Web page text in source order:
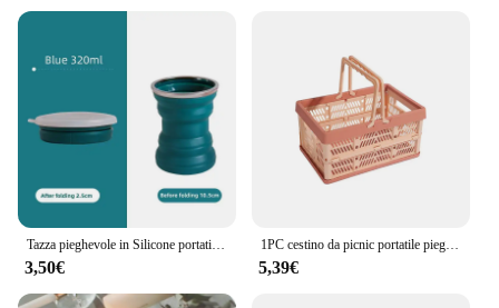
product line or an individual seeking a reliable and
comfortable outdoor seating solution, this chair is
an excellent choice.
Tazza pieghevole in Silicone portatile con cordino tazze pieghevoli resistenti al calore coperchio tazza da viaggio pieghevole per acqua calda
3,50€
1PC cestino da picnic portatile pieghevole di grande capacità cestino per frutta e verdura cestino per la spesa portatile
5,39€